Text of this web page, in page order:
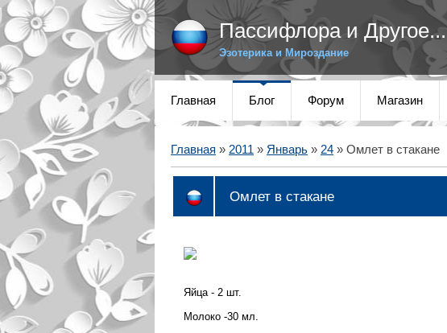
Пассифлора и Другое...
Эзотерика и Мироздание
Главная Блог Форум Магазин
Главная » 2011 » Январь » 24 » Омлет в стакане
Омлет в стакане
Яйца - 2 шт.
Молоко -30 мл.